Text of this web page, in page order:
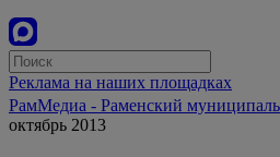
Реклама на наших площадках
РамМедиа - Раменский
октябрь 2013